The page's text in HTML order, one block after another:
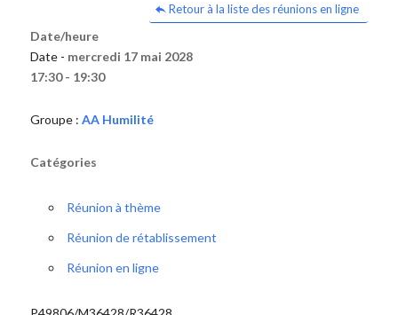
Retour à la liste des réunions en ligne
Date/heure
Date - mercredi 17 mai 2028
17:30 - 19:30
Groupe : AA Humilité
Catégories
Réunion à thème
Réunion de rétablissement
Réunion en ligne